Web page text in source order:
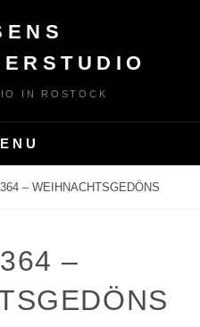
IN ROSTOCK
– WEIHNACHTSGEDÖNS
–